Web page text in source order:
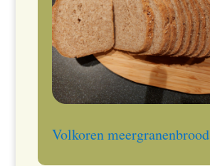
Volkoren meergranenbrood